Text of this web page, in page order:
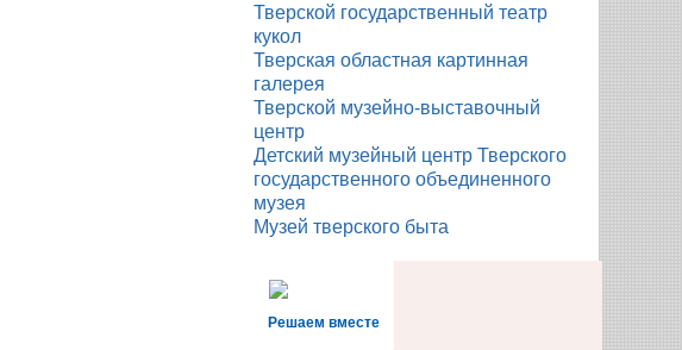
Тверской государственный театр
кукол
Тверская областная картинная
галерея
Тверской музейно-выставочный
центр
Детский музейный центр Тверского
государственного объединенного
музея
Музей тверского быта
Решаем вместе